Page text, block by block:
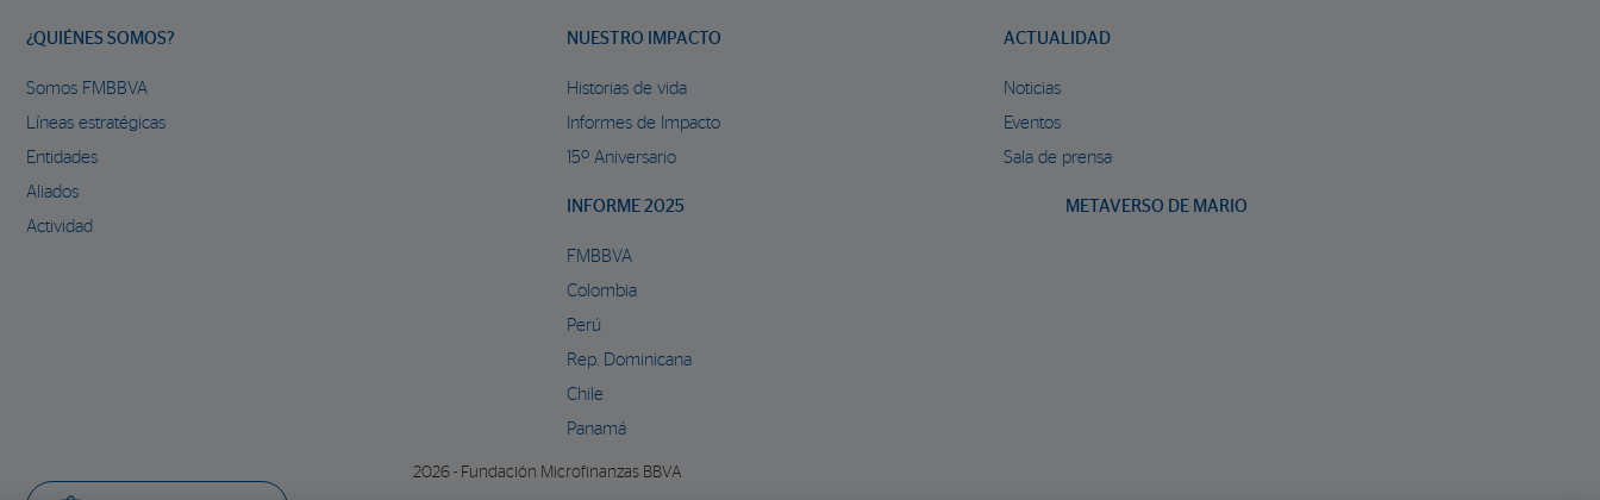
¿QUIÉNES SOMOS?
Somos FMBBVA
Líneas estratégicas
Entidades
Aliados
Actividad
NUESTRO IMPACTO
Historias de vida
Informes de Impacto
15º Aniversario
ACTUALIDAD
Noticias
Eventos
Sala de prensa
INFORME 2025
FMBBVA
Colombia
Perú
Rep. Dominicana
Chile
Panamá
METAVERSO DE MARIO
2026 - Fundación Microfinanzas BBVA